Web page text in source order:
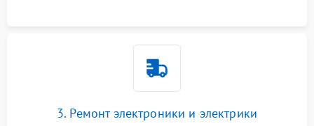
3. Ремонт электроники и электрики